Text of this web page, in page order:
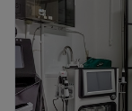
Woensdag
Donderdag
Vrijdag
Zaterdag
Zondag